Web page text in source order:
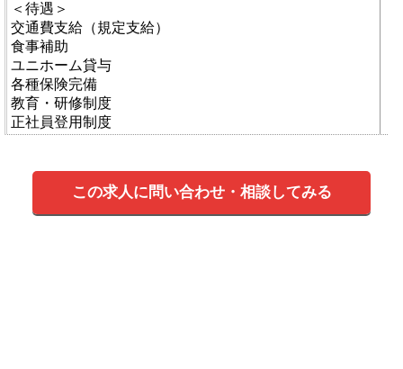
＜待遇＞
交通費支給（規定支給）
食事補助
ユニホーム貸与
各種保険完備
教育・研修制度
正社員登用制度
この求人に問い合わせ・相談してみる